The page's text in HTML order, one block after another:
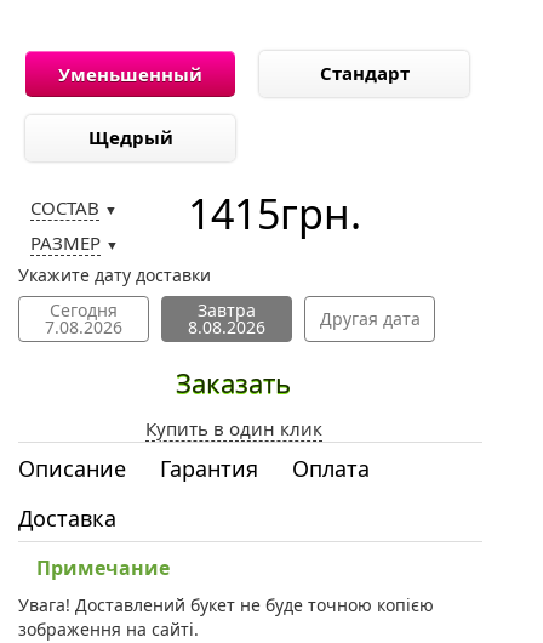
Уменьшенный Стандарт
Щедрый
СОСТАВ ▼
РАЗМЕР ▼
1415грн.
Укажите дату доставки
Сегодня
7.08.2026
Завтра
8.08.2026 Другая дата
Заказать
Купить в один клик
Описание Гарантия
Оплата
Доставка
Примечание
Увага! Доставлений букет не буде точною копією
зображення на сайті.